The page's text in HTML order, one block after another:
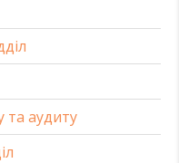
та аудиту